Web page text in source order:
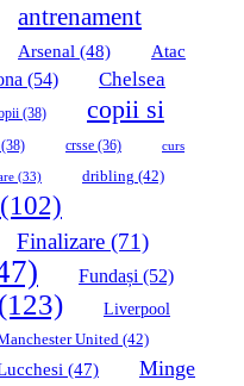
antrenament
Arsenal (48)
Atac
(54)
Chelsea
(38)
copii si
(38) crsse (36) curs
(33) dribling (42)
(102)
Finalizare (71)
Fundași (52)
(123)
Liverpool
United (42)
(47) Minge